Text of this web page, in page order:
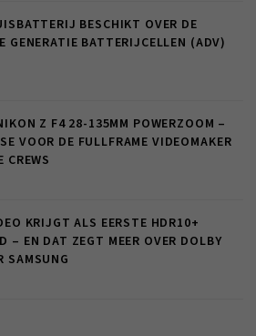
BESCHIKT OVER DE
GENERATIE BATTERIJCELLEN (ADV)
Z F4 28-135MM POWERZOOM –
VOOR DE FULLFRAME VIDEOMAKER
CREWS
KRIJGT ALS EERSTE HDR10+
– EN DAT ZEGT MEER OVER DOLBY
SAMSUNG